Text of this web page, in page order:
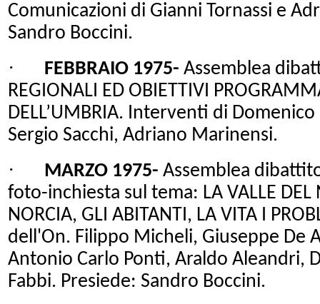
Comunicazioni di Gianni Tornassi e
Sandro Boccini.
· FEBBRAIO 1975- Assemblea
REGIONALI ED OBIETTIVI
DELL’UMBRIA. Interventi di
Sergio Sacchi, Adriano Marinensi.
· MARZO 1975- Assemblea
foto-inchiesta sul tema: LA VALLE DEL
NORCIA, GLI ABITANTI, LA VITA I
dell'On. Filippo Micheli, Giuseppe De
Antonio Carlo Ponti, Araldo Aleandri,
Fabbi. Presiede: Sandro Boccini.